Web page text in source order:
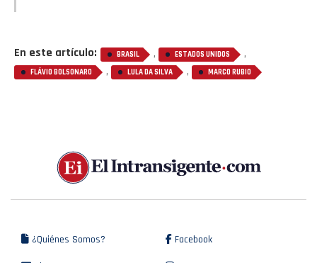
En este artículo: BRASIL , ESTADOS UNIDOS ,
FLÁVIO BOLSONARO , LULA DA SILVA , MARCO RUBIO
¿Quiénes Somos? Facebook